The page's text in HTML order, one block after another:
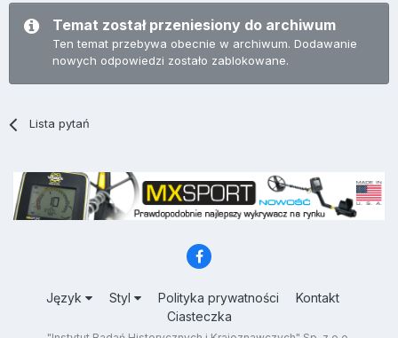
Temat został przeniesiony do archiwum
Ten temat przebywa obecnie w archiwum. Dodawanie
nowych odpowiedzi zostało zablokowane.
Lista pytań
Język Styl Polityka prywatności
Kontakt
Ciasteczka